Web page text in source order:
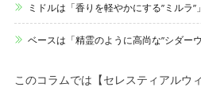
ミドルは「香りを軽やかにする”ミルラ”」
ベースは「精霊のように高尚な”シダーウ
このコラムでは【セレスティアルウ